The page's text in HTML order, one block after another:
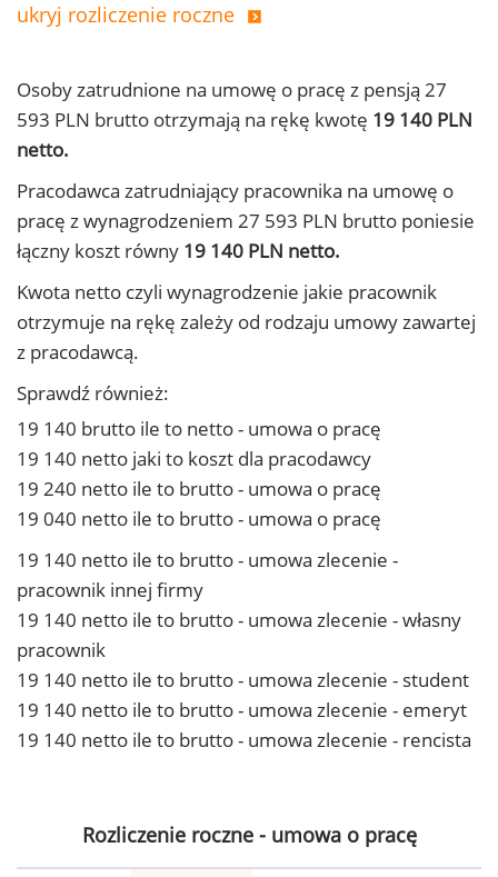
ukryj rozliczenie roczne
Osoby zatrudnione na umowę o pracę z pensją 27
593 PLN brutto otrzymają na rękę kwotę 19 140 PLN
netto.
Pracodawca zatrudniający pracownika na umowę o
pracę z wynagrodzeniem 27 593 PLN brutto poniesie
łączny koszt równy 19 140 PLN netto.
Kwota netto czyli wynagrodzenie jakie pracownik
otrzymuje na rękę zależy od rodzaju umowy zawartej
z pracodawcą.
Sprawdź również:
19 140 brutto ile to netto - umowa o pracę
19 140 netto jaki to koszt dla pracodawcy
19 240 netto ile to brutto - umowa o pracę
19 040 netto ile to brutto - umowa o pracę
19 140 netto ile to brutto - umowa zlecenie -
pracownik innej firmy
19 140 netto ile to brutto - umowa zlecenie - własny
pracownik
19 140 netto ile to brutto - umowa zlecenie - student
19 140 netto ile to brutto - umowa zlecenie - emeryt
19 140 netto ile to brutto - umowa zlecenie - rencista
Rozliczenie roczne - umowa o pracę